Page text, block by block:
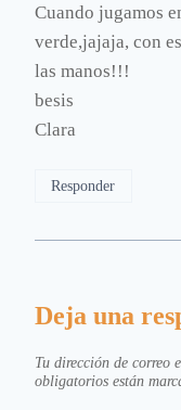
Cuando jugamos
verde,jajaja, con
las manos!!!
besis
Clara
Responder
Deja una
Tu dirección de correo
obligatorios están